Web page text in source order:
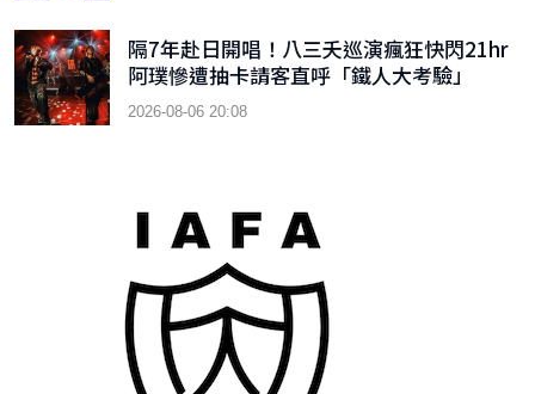
隔7年赴日開唱！八三夭巡演瘋狂快閃21hr
阿璞慘遭抽卡請客直呼「鐵人大考驗」
2026-08-06 20:08